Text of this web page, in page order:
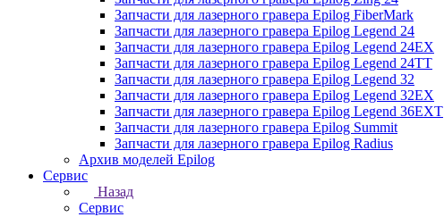
Запчасти для лазерного гравера Epilog FiberMark
Запчасти для лазерного гравера Epilog Legend 24
Запчасти для лазерного гравера Epilog Legend 24EX
Запчасти для лазерного гравера Epilog Legend 24TT
Запчасти для лазерного гравера Epilog Legend 32
Запчасти для лазерного гравера Epilog Legend 32EX
Запчасти для лазерного гравера Epilog Legend 36EXT
Запчасти для лазерного гравера Epilog Summit
Запчасти для лазерного гравера Epilog Radius
Архив моделей Epilog
Сервис
Назад
Сервис